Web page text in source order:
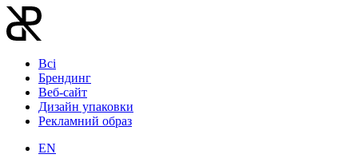
Всі
Брендинг
Веб-сайт
Дизайн упаковки
Рекламний образ
EN